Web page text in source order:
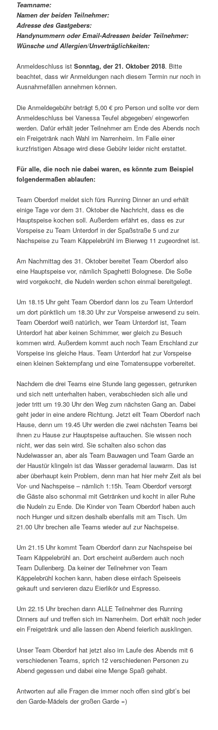
Teamname:
Namen der beiden Teilnehmer:
Adresse des Gastgebers:
Handynummern oder Email-Adressen beider Teilnehmer:
Wünsche und Allergien/Unverträglichkeiten:
Anmeldeschluss istSonntag, der 21. Oktober 2018. Bitte
beachtet, dass wir Anmeldungen nach diesem Termin nur noch in
Ausnahmefällen annehmen können.
Die Anmeldegebühr beträgt 5,00 € pro Person und sollte vor dem
Anmeldeschluss bei Vanessa Teufel abgegeben/ eingeworfen
werden. Dafür erhält jeder Teilnehmer am Ende des Abends noch
ein Freigetränk nach Wahl im Narrenheim. Im Falle einer
kurzfristigen Absage wird diese Gebühr leider nicht erstattet.
Für alle, die noch nie dabei waren, es könnte zum Beispiel
folgendermaßen ablaufen:
Team Oberdorf meldet sich fürs Running Dinner an und erhält
einige Tage vor dem 31. Oktober die Nachricht, dass es die
Hauptspeise kochen soll. Außerdem erfährt es, dass es zur
Vorspeise zu Team Unterdorf in der Spaßstraße 5 und zur
Nachspeise zu Team Käppelebrühl im Bierweg 11 zugeordnet ist.
Am Nachmittag des 31. Oktober bereitet Team Oberdorf also
eine Hauptspeise vor, nämlich Spaghetti Bolognese. Die Soße
wird vorgekocht, die Nudeln werden schon einmal bereitgelegt.
Um 18.15 Uhr geht Team Oberdorf dann los zu Team Unterdorf
um dort pünktlich um 18.30 Uhr zur Vorspeise anwesend zu sein.
Team Oberdorf weiß natürlich, wer Team Unterdorf ist, Team
Unterdorf hat aber keinen Schimmer, wer gleich zu Besuch
kommen wird. Außerdem kommt auch noch Team Erschland zur
Vorspeise ins gleiche Haus. Team Unterdorf hat zur Vorspeise
einen kleinen Sektempfang und eine Tomatensuppe vorbereitet.
Nachdem die drei Teams eine Stunde lang gegessen, getrunken
und sich nett unterhalten haben, verabschieden sich alle und
jeder tritt um 19.30 Uhr den Weg zum nächsten Gang an. Dabei
geht jeder in eine andere Richtung. Jetzt eilt Team Oberdorf nach
Hause, denn um 19.45 Uhr werden die zwei nächsten Teams bei
ihnen zu Hause zur Hauptspeise auftauchen. Sie wissen noch
nicht, wer das sein wird. Sie schalten also schon das
Nudelwasser an, aber als Team Bauwagen und Team Garde an
der Haustür klingeln ist das Wasser gerademal lauwarm. Das ist
aber überhaupt kein Problem, denn man hat hier mehr Zeit als bei
Vor- und Nachspeise – nämlich 1:15h. Team Oberdorf versorgt
die Gäste also schonmal mit Getränken und kocht in aller Ruhe
die Nudeln zu Ende. Die Kinder von Team Oberdorf haben auch
noch Hunger und sitzen deshalb ebenfalls mit am Tisch. Um
21.00 Uhr brechen alle Teams wieder auf zur Nachspeise.
Um 21.15 Uhr kommt Team Oberdorf dann zur Nachspeise bei
Team Käppelebrühl an. Dort erscheint außerdem auch noch
Team Dullenberg. Da keiner der Teilnehmer von Team
Käppelebrühl kochen kann, haben diese einfach Speiseeis
gekauft und servieren dazu Eierlikör und Espresso.
Um 22.15 Uhr brechen dann ALLE Teilnehmer des Running
Dinners auf und treffen sich im Narrenheim. Dort erhält noch jeder
ein Freigetränk und alle lassen den Abend feierlich ausklingen.
Unser Team Oberdorf hat jetzt also im Laufe des Abends mit 6
verschiedenen Teams, sprich 12 verschiedenen Personen zu
Abend gegessen und dabei eine Menge Spaß gehabt.
Antworten auf alle Fragen die immer noch offen sind gibt’s bei
den Garde-Mädels der großen Garde =)